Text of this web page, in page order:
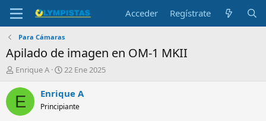
Acceder Regístrate
Para Cámaras
Apilado de imagen en OM-1 MKII
I
i
c
Enrique A
F
c
h
a
22 Ene 2025
E Enrique A
Principiante